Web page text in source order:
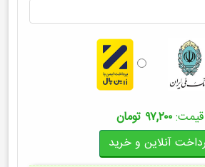
قیمت:۹۷,۲۰۰ تومان